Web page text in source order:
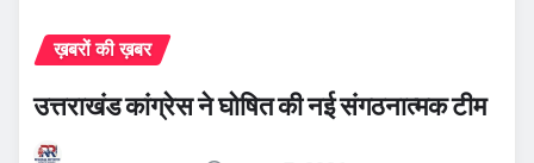
ख़बरों की ख़बर
उत्तराखंड कांग्रेस ने घोषित की नई संगठनात्मक टीम